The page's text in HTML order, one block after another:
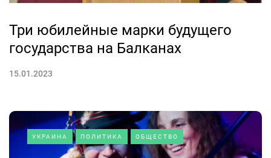
Три юбилейные марки будущего
государства на Балканах
15.01.2023
УКРАИНА ПОЛИТИКА ОБЩЕСТВО